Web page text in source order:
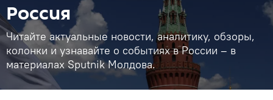
Россия
Читайте актуальные новости, аналитику, обзоры,
колонки и узнавайте о событиях в России – в
материалах Sputnik Молдова.